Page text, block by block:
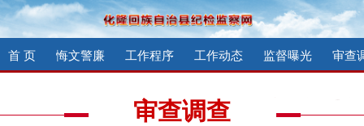
首 页 悔文警廉 工作程序 工作动态 监督曝光 审查
审查调查